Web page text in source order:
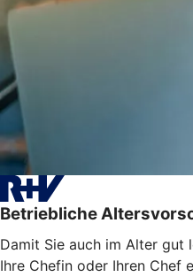
Betriebliche
Damit Sie auch im Alter gut
Ihre Chefin oder Ihren Chef